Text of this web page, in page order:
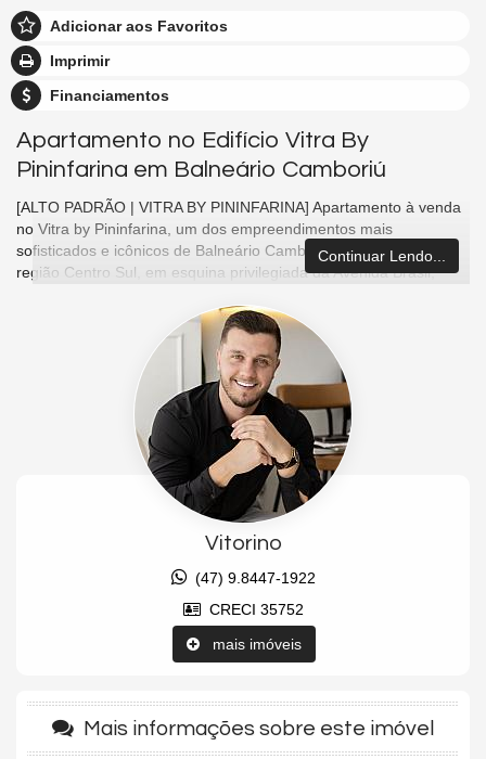
Adicionar aos Favoritos
Imprimir
Financiamentos
Apartamento no Edifício Vitra By
Pininfarina em Balneário Camboriú
[ALTO PADRÃO | VITRA BY PININFARINA] Apartamento à venda
no Vitra by Pininfarina, um dos empreendimentos mais
sofisticados e icônicos de Balneário Camboriú, localizado na
região Centro Sul, em esquina privilegiada da Avenida Brasil,
e toda a infraestrutura de luxo da cidade. Um projeto exclusivo
assinado pela renomada casa de design italiana Pininfarina,
referência mundial em sofisticação e responsável também pelo
design do icônico Yachthouse Residence Club.
O apartamento possui 171 m² privativos, com uma planta ampla,
moderna e extremamente sofisticada, oferecendo 04 suítes,
sendo 01 suíte master e outras 02 suítes com vista para o mar,
proporcionando exclusividade e conforto em todos os ambientes.
O living integrado conecta sala de estar e sala de jantar em um
espaço elegante e contemporâneo, com excelente iluminação
natural e acabamentos de altíssimo padrão. O imóvel conta ainda
com lavabo, cozinha planejada, área de serviço separada e 03
vagas de garagem privativas.
O Vitra by Pininfarina entrega uma experiência completa de luxo
e exclusividade, com áreas comuns totalmente mobiliadas,
decoradas e equipadas, além de uma infraestrutura de lazer de
adulto e infantil, bar molhado, salão de festas, espaço gourmet,
cinema, academia completa, quadra poliesportiva, playground,
brinquedoteca, sala de jogos, sauna seca e úmida, praça de
Continuar Lendo...
Vitorino
(47) 9.8447-1922
CRECI 35752
mais imóveis
Mais informações sobre este imóvel